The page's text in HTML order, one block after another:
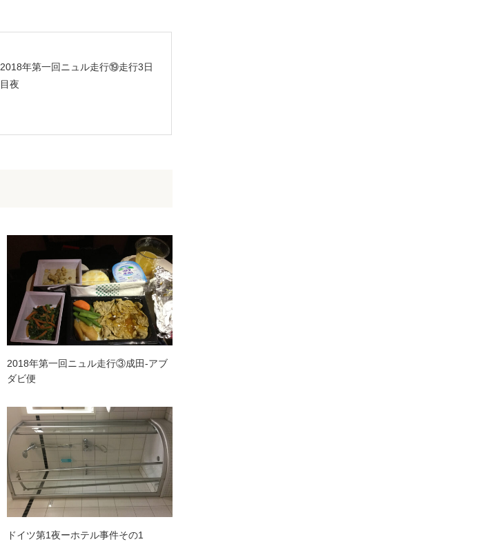
2018年第一回ニュル走行⑲走行3日
目夜
2018年第一回ニュル走行③成田-アブ
ダビ便
ドイツ第1夜ーホテル事件その1